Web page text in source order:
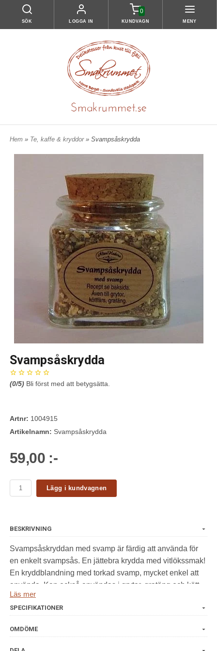
SÖK LOGGA IN
0
KUNDVAGN MENY
Hem » Te, kaffe & kryddor » Svampsåskrydda
Svampsåskrydda
(0/5) Bli först med att betygsätta.
Artnr: 1004915
Artikelnamn: Svampsåskrydda
59,00 :-
Lägg i kundvagnen
BESKRIVNING
Svampsåskryddan med svamp är färdig att använda för
en enkelt svampsås. En jättebra krydda med vitlökssmak!
En kryddblandning med torkad svamp, mycket enkel att
använda. Kan också användas i grytor, gratäng och kött-
och köttfärsrätter. Förpackad i glasburk med naturkork och
recept finns på baksidan av burken.
Ingredienser:Salt, ostronskivling, svartpeppar, vitlök, mejram.
Vikt/Volym:80 ml.
Läs mer
SPECIFIKATIONER
OMDÖME